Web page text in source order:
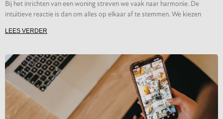
Bij het inrichten van een woning streven we vaak naar harmonie. De
intuïtieve reactie is dan om alles op elkaar af te stemmen. We kiezen
LEES VERDER